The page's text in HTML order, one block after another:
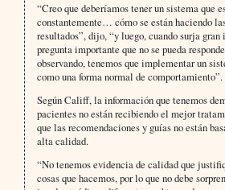
“Creo que deberíamos tener un sistema que
constantemente… cómo se están haciendo
resultados”, dijo, “y luego, cuando surja
pregunta importante que no se pueda
observando, tenemos que implementar un
como una forma normal de comportamiento”.
Según Califf, la información que tenemos
pacientes no están recibiendo el mejor
que las recomendaciones y guías no están
alta calidad.
“No tenemos evidencia de calidad que
cosas que hacemos, por lo que no debe